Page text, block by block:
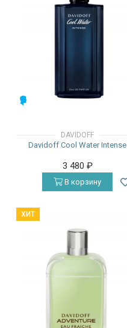
МУЖСКИЕ
DAVIDOFF
Davidoff Cool Water Intense
3 480 ₽
В корзину
ХИТ